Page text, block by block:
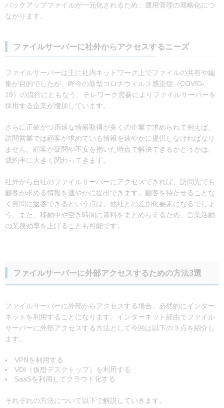
バックアップファイルが一元化されるため、運用管理の簡略化につ
ながります。
ファイルサーバーに社外からアクセスするニーズ
ファイルサーバーは主に社内ネットワーク上でファイルの共有や編
集が目的でしたが、昨今の新型コロナウィルス感染症（COVID-
19）の流行にともなう、テレワーク需要によりファイルサーバーを
採用する企業が増加しています。
さらに正確かつ迅速な情報取得が多くの企業で求められて例えば、
訪問営業では顧客が求めている情報を速やかに提供しなければなり
ません。顧客が疑問や不安を抱いた時点で解決できるかどうかは、
成約率に大きく関わってきます。
社外から自社のファイルサーバーにアクセスできれば、訪問先でも
顧客が求める情報を速やかに提出できます。顧客を待たせることな
く質問に返答できるという点は、他社との差別化要素になるでしょ
う。また、移動中や空き時間に資料をまとめらえるため、営業活動
の業務効率を上げることも可能です。
ファイルサーバーに外部アクセスするための方法3選
ファイルサーバーに外部からアクセスする場合、必然的にインター
ネットを利用することになります。インターネット経由でファイル
サーバーに外部アクセスする方法として今回は以下の３点を紹介し
ます。
VPNを利用する
VDI（仮想デスクトップ）を利用する
SaaSを利用してクラウド化する
それぞれの方法について以下で解説していきます。